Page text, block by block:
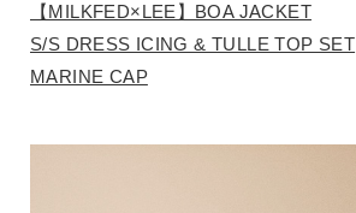
【MILKFED×LEE】BOA JACKET
S/S DRESS ICING & TULLE TOP SET
MARINE CAP